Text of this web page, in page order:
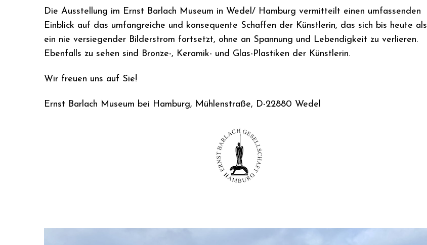
Die Ausstellung im Ernst Barlach Museum in Wedel/ Hamburg vermitteilt einen umfassenden
Einblick auf das umfangreiche und konsequente Schaffen der Künstlerin, das sich bis heute als
ein nie versiegender Bilderstrom fortsetzt, ohne an Spannung und Lebendigkeit zu verlieren.
Ebenfalls zu sehen sind Bronze-, Keramik- und Glas-Plastiken der Künstlerin.
Wir freuen uns auf Sie!
Ernst Barlach Museum bei Hamburg, Mühlenstraße, D-22880 Wedel